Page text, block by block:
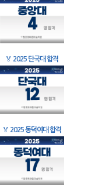
🏅 2025 단국대 합격
🏅 2025 동덕여대 합격